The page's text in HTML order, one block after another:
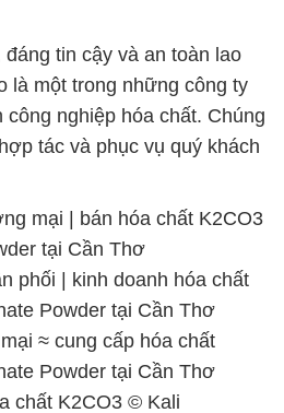
tin cậy và an toàn lao
là một trong những công ty
công nghiệp hóa chất. Chúng
tác và phục vụ quý khách
mại | bán hóa chất K2CO3
tại Cần Thơ
phối | kinh doanh hóa chất
Powder tại Cần Thơ
≈ cung cấp hóa chất
Powder tại Cần Thơ
chất K2CO3 © Kali